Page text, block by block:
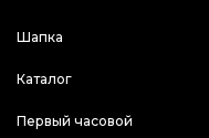
Шапка
Каталог
Первый часовой